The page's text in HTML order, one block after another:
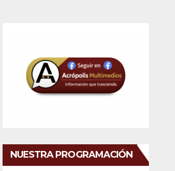
NUESTRA PROGRAMACIÓN